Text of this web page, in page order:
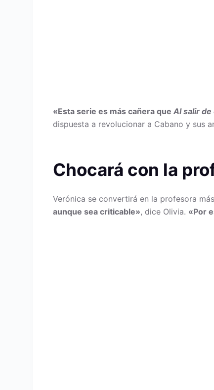
«Esta serie es más cañera queAl salir de
dispuesta a revolucionar a Cabano y sus
Chocará con la
Verónica se convertirá en la profesora
aunque sea criticable», dice Olivia. «Por